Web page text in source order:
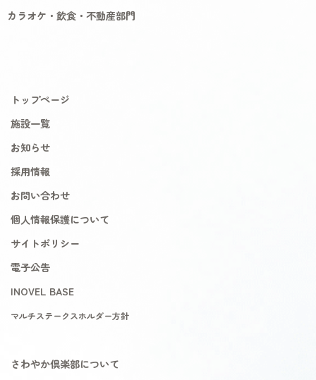
カラオケ・飲食・不動産部門
トップページ
施設一覧
お知らせ
採用情報
お問い合わせ
個人情報保護について
サイトポリシー
電子公告
INOVEL BASE
マルチステークスホルダー方針
さわやか倶楽部について